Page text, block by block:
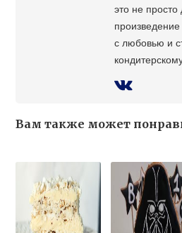
это не просто
с любовью и
Вам также может